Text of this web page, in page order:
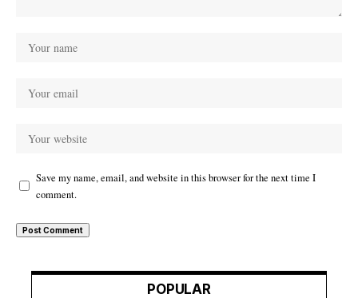
Save my name, email, and website in this browser for the next time I
comment.
POPULAR